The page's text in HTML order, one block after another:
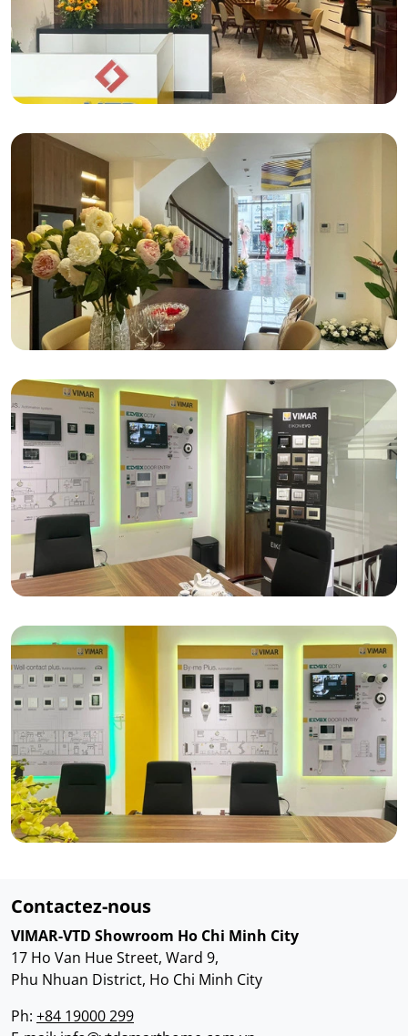
Contactez-nous
VIMAR-VTD Showroom Ho Chi Minh City
17 Ho Van Hue Street, Ward 9,
Phu Nhuan District, Ho Chi Minh City
Ph: +84 19000 299